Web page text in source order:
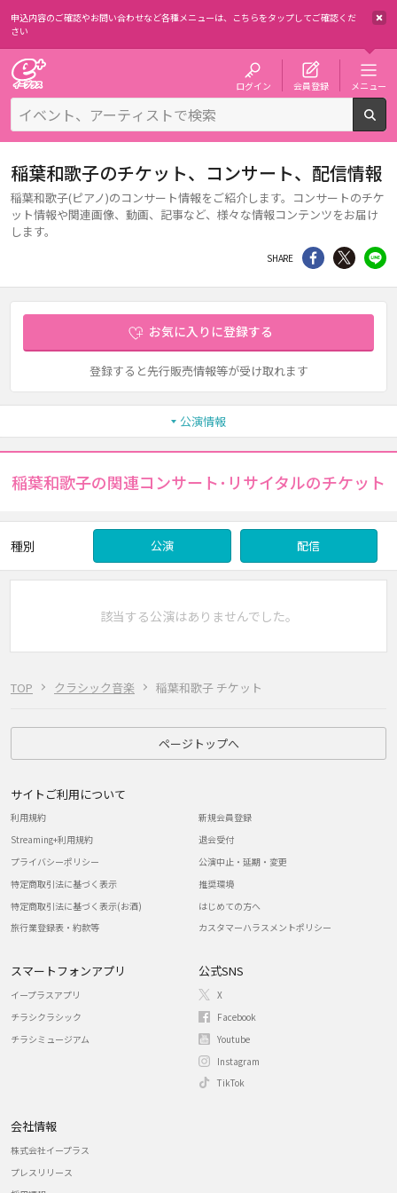
申込内容のご確認やお問い合わせなど各種メニューは、 こちらをタップしてご確認くだ
さい
ログイン 会員登録 メニュー
TOP クラシック音楽 稲葉和歌子 チケット
稲葉和歌子のチケット、コンサート、配信情報
稲葉和歌子(ピアノ)のコンサート情報をご紹介します。コンサートのチケ
ット情報や関連画像、動画、記事など、様々な情報コンテンツをお届け
します。
SHARE シェア Twitter
お気に入りに登録する
登録すると先行販売情報等が受け取れます
公演情報
稲葉和歌子の関連コンサート･リサイタルのチケット
種別 公演 配信
該当する公演はありませんでした。
ページトップへ
サイトご利用について
利用規約
Streaming+利用規約
プライバシーポリシー
特定商取引法に基づく表示
特定商取引法に基づく表示(お酒)
旅行業登録表・約款等
新規会員登録
退会受付
公演中止・延期・変更
推奨環境
はじめての方へ
カスタマーハラスメントポリシー
スマートフォンアプリ
イープラスアプリ
チラシクラシック
チラシミュージアム
公式SNS
X
Facebook
Youtube
Instagram
TikTok
会社情報
株式会社イープラス
プレスリリース